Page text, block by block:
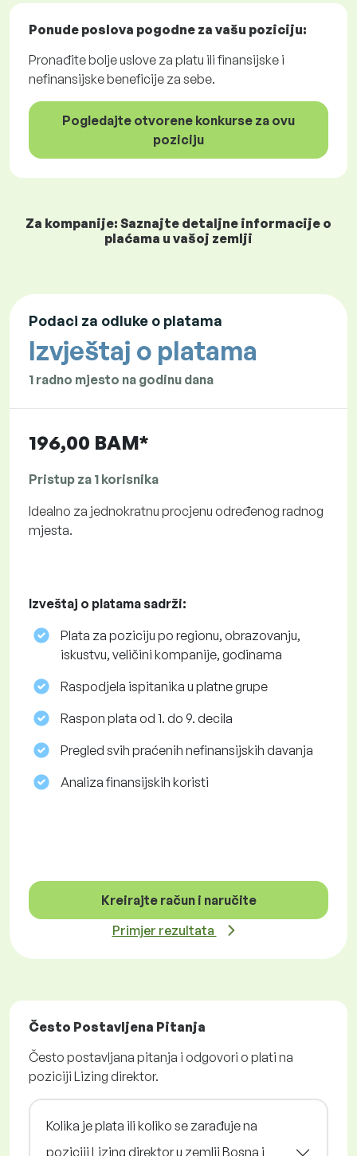
Ponude poslova pogodne za vašu poziciju:
Pronađite bolje uslove za platu ili finansijske i
nefinansijske beneficije za sebe.
Pogledajte otvorene konkurse za ovu
poziciju
Za kompanije: Saznajte detaljne informacije o
plaćama u vašoj zemlji
Podaci za odluke o platama
Izvještaj o platama
1 radno mjesto na godinu dana
196,00 BAM*
Pristup za 1 korisnika
Idealno za jednokratnu procjenu određenog radnog
mjesta.
Izveštaj o platama sadrži:
Plata za poziciju po regionu, obrazovanju,
iskustvu, veličini kompanije, godinama
Raspodjela ispitanika u platne grupe
Raspon plata od 1. do 9. decila
Pregled svih praćenih nefinansijskih davanja
Analiza finansijskih koristi
Kreirajte račun i naručite
Primjer rezultata
Često Postavljena Pitanja
Često postavljana pitanja i odgovori o plati na
poziciji Lizing direktor.
Kolika je plata ili koliko se zarađuje na
poziciji Lizing direktor u zemlji Bosna i